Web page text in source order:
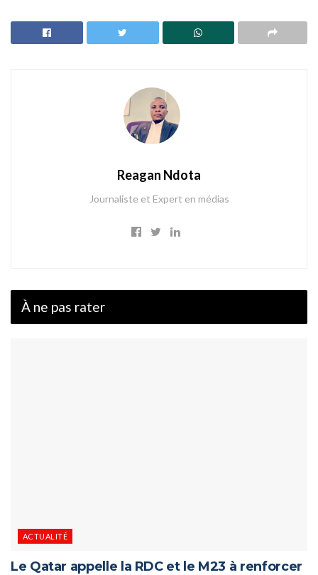
Reagan Ndota
Journaliste et Expert en médias
À ne pas rater
ACTUALITÉ
Le Qatar appelle la RDC et le M23 à renforcer